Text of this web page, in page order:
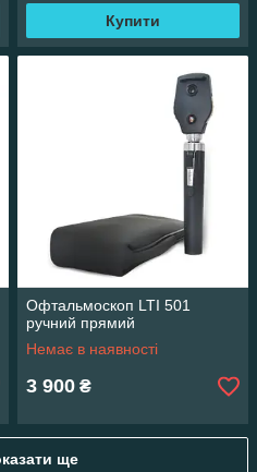
Купити
Офтальмоскоп LTI 501
ручний прямий
Немає в наявності
3 900 ₴
ще